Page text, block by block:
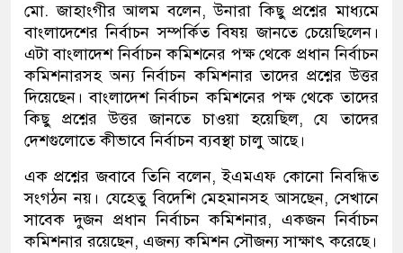
মো. জাহাংগীর আলম বলেন, উনারা কিছু প্রশ্নের মাধ্যমে
বাংলাদেশের নির্বাচন সম্পর্কিত বিষয় জানতে চেয়েছিলেন।
এটা বাংলাদেশ নির্বাচন কমিশনের পক্ষ থেকে প্রধান নির্বাচন
কমিশনারসহ অন্য নির্বাচন কমিশনার তাদের প্রশ্নের উত্তর
দিয়েছেন। বাংলাদেশ নির্বাচন কমিশনের পক্ষ থেকে তাদের
কিছু প্রশ্নের উত্তর জানতে চাওয়া হয়েছিল, যে তাদের
দেশগুলোতে কীভাবে নির্বাচন ব্যবস্থা চালু আছে।
এক প্রশ্নের জবাবে তিনি বলেন, ইএমএফ কোনো নিবন্ধিত
সংগঠন নয়। যেহেতু বিদেশি মেহমানসহ আসছেন, সেখানে
সাবেক দুজন প্রধান নির্বাচন কমিশনার, একজন নির্বাচন
কমিশনার রয়েছেন, এজন্য কমিশন সৌজন্য সাক্ষাৎ করেছে।